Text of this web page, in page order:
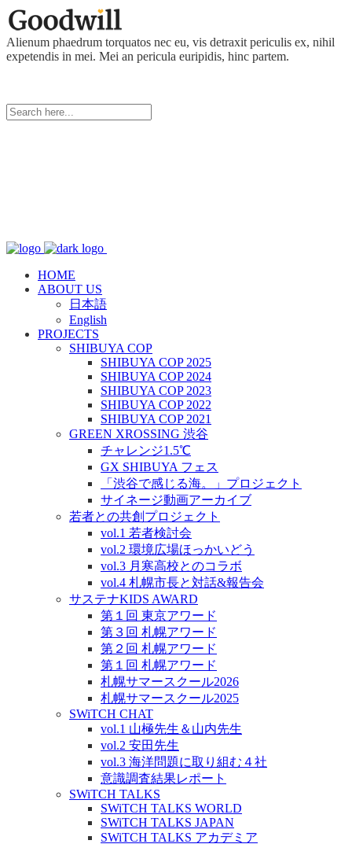
Alienum phaedrum torquatos nec eu, vis detraxit periculis ex, nihil
expetendis in mei. Mei an pericula euripidis, hinc partem.
HOME
ABOUT US
日本語
English
PROJECTS
SHIBUYA COP
SHIBUYA COP 2025
SHIBUYA COP 2024
SHIBUYA COP 2023
SHIBUYA COP 2022
SHIBUYA COP 2021
GREEN XROSSING 渋谷
チャレンジ1.5℃
GX SHIBUYA フェス
「渋谷で感じる海。」プロジェクト
サイネージ動画アーカイブ
若者との共創プロジェクト
vol.1 若者検討会
vol.2 環境広場ほっかいどう
vol.3 月寒高校とのコラボ
vol.4 札幌市長と対話&報告会
サステナKIDS AWARD
第１回 東京アワード
第３回 札幌アワード
第２回 札幌アワード
第１回 札幌アワード
札幌サマースクール2026
札幌サマースクール2025
SWiTCH CHAT
vol.1 山極先生＆山内先生
vol.2 安田先生
vol.3 海洋問題に取り組む４社
意識調査結果レポート
SWiTCH TALKS
SWiTCH TALKS WORLD
SWiTCH TALKS JAPAN
SWiTCH TALKS アカデミア